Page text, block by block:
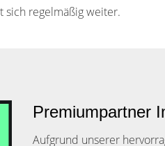
regelmäßig weiter.
Premiumpartner
Aufgrund unserer